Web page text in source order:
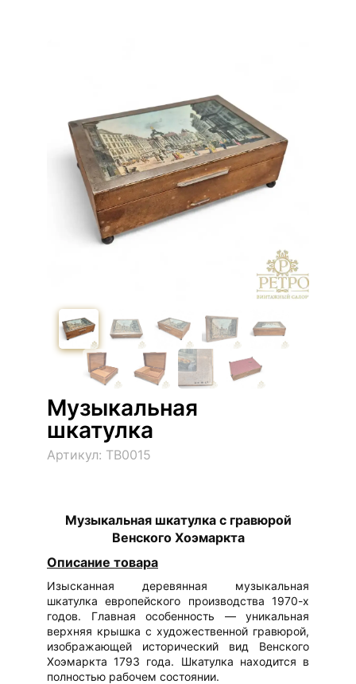
Музыкальная
шкатулка
Артикул: ТВ0015
Музыкальная шкатулка с гравюрой
Венского Хоэмаркта
Описание товара
Изысканная деревянная музыкальная
шкатулка европейского производства 1970-х
годов. Главная особенность — уникальная
верхняя крышка с художественной гравюрой,
изображающей исторический вид Венского
Хоэмаркта 1793 года. Шкатулка находится в
полностью рабочем состоянии.